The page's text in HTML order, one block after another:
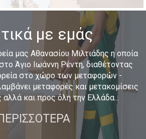
με εμάς
μας Αθανασίου Μιλτιάδης η οποία
Άγιο Ιωάννη Ρέντη, διαθέτοντας
στο χώρο των μεταφορών -
μεταφορές και μετακομίσεις
αλλά και προς όλη την Ελλάδα...